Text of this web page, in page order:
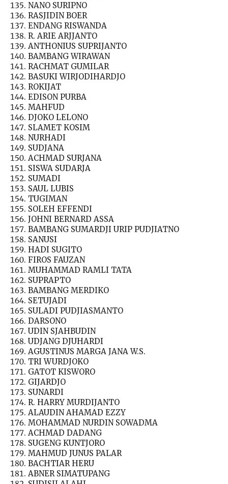
NANO SURIPNO
RASJIDIN BOER
ENDANG RISWANDA
R. ARIE ARJJANTO
ANTHONIUS SUPRIJANTO
BAMBANG WIRAWAN
RACHMAT GUMILAR
BASUKI WIRJODIHARDJO
ROKIJAT
EDISON PURBA
MAHFUD
DJOKO LELONO
SLAMET KOSIM
NURHADI
SUDJANA
ACHMAD SURJANA
SISWA SUDARJA
SUMADI
SAUL LUBIS
TUGIMAN
SOLEH EFFENDI
JOHNI BERNARD ASSA
BAMBANG SUMARDJI URIP PUDJIATNO
SANUSI
HADI SUGITO
FIROS FAUZAN
MUHAMMAD RAMLI TATA
SUPRAPTO
BAMBANG MERDIKO
SETUJADI
SULADI PUDJIASMANTO
DARSONO
UDIN SJAHBUDIN
UDJANG DJUHARDI
AGUSTINUS MARGA JANA W.S.
TRI WURDJOKO
GATOT KISWORO
GIJARDJO
SUNARDI
R. HARRY MURDIJANTO
ALAUDIN AHAMAD EZZY
MOHAMMAD NURDIN SOWADMA
ACHMAD DADANG
SUGENG KUNTJORO
MAHMUD JUNUS PALAR
BACHTIAR HERU
ABNER SIMATUPANG